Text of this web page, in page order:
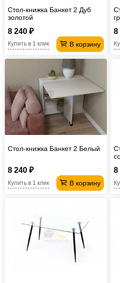
Стол-книжка Банкет 2 Дуб
золотой
8 240 ₽
В корзину
Купить в 1 клик
8
Стол-книжка Банкет 2 Белый
8 240 ₽
В корзину
Купить в 1 клик
8